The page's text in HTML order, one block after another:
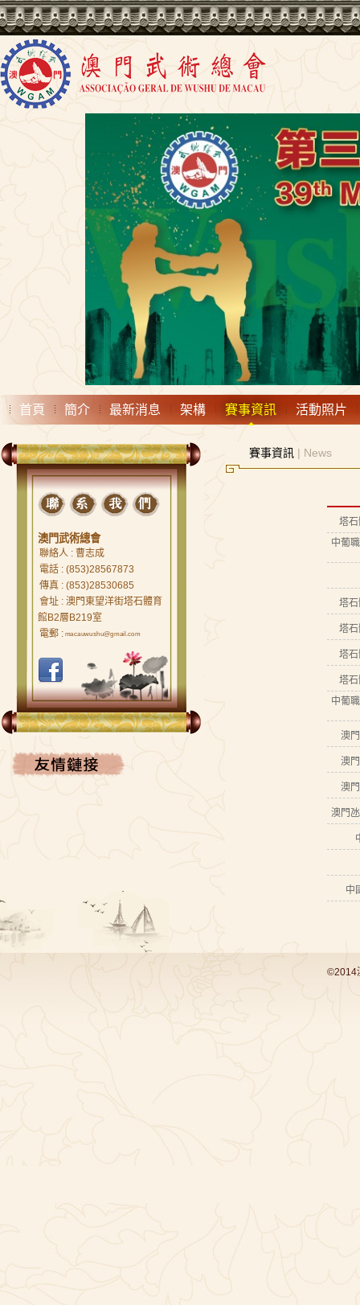
首頁 簡介 最新消息 架構 賽事資訊 活動照片
澳門武術總會
聯絡人 : 曹志成
電話 : (853)28567873
傳真 : (853)28530685
會址 : 澳門東望洋街塔石體育
館B2層B219室
電郵 : macauwushu@gmail.com
FACEBOOK
賽事資訊 | News
塔
中葡
塔
塔
塔
塔
中葡
澳
澳
澳
澳門
中
©2014